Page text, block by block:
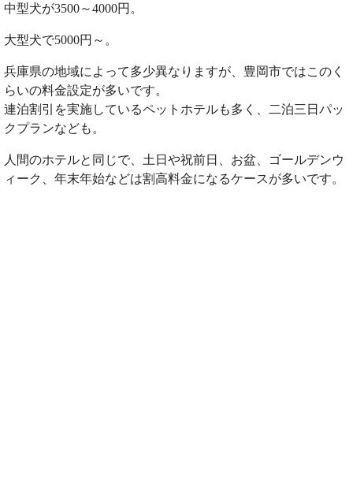
中型犬が3500～4000円。
大型犬で5000円～。
兵庫県の地域によって多少異なりますが、豊岡市ではこのく
らいの料金設定が多いです。
連泊割引を実施しているペットホテルも多く、二泊三日パッ
クプランなども。
人間のホテルと同じで、土日や祝前日、お盆、ゴールデンウ
ィーク、年末年始などは割高料金になるケースが多いです。